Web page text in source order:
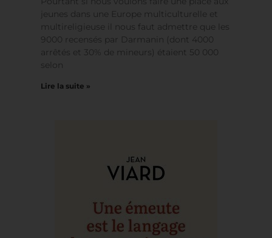
français maintenus aux lisières et l’islam
avec une place culturelle affirmée. »
Pourtant si nous voulons faire une place aux
jeunes dans une Europe multiculturelle et
multireligieuse il nous faut admettre que les
9000 recensés par Darmanin (dont 4000
arrêtés et 30% de mineurs) étaient 50 000